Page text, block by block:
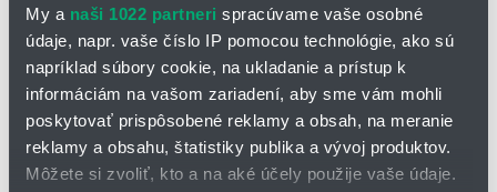
My a naši 1022 partneri spracúvame vaše osobné
údaje, napr. vaše číslo IP pomocou technológie, ako sú
napríklad súbory cookie, na ukladanie a prístup k
informáciám na vašom zariadení, aby sme vám mohli
poskytovať prispôsobené reklamy a obsah, na meranie
reklamy a obsahu, štatistiky publika a vývoj produktov.
Môžete si zvoliť, kto a na aké účely použije vaše údaje.
Certifikáty a normy:
Vnitřní šířka Bi: 140 mm
Poloměr ohybu R: 140 až 350
mm
Rozteč: 56 mm/článek = 18
článků/m